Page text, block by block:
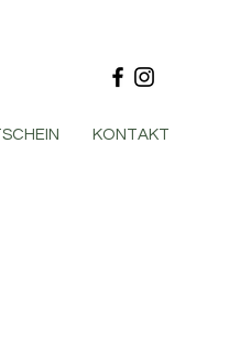
KONTAKT